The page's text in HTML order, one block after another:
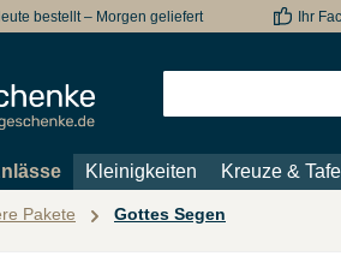
bestellt – Morgen geliefert Ihr
Kleinigkeiten Kreuze &
Pakete Gottes Segen